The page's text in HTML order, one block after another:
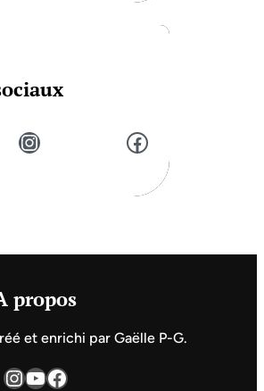
Instagram Facebook
propos
et enrichi par Gaëlle P-G.
InstagramYouTube Facebook